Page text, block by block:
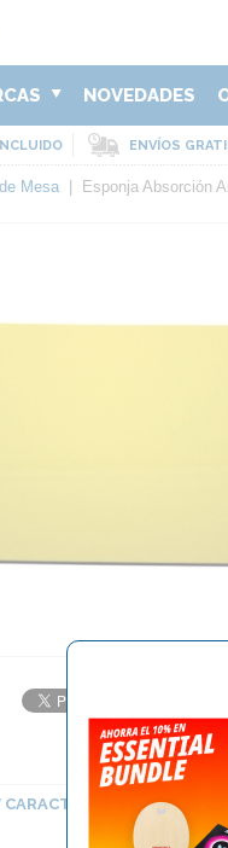
NOVEDADES
ENVÍOS
Mesa Esponja Absorción
CARACTERÍSTICAS